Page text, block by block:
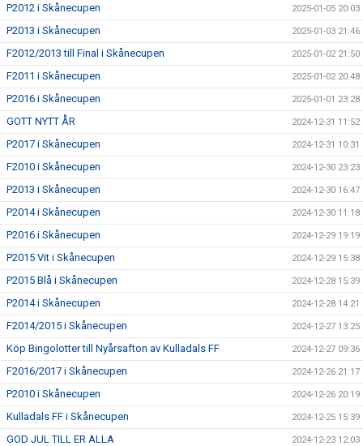
P2012 i Skånecupen 2025-01-05 20:03
P2013 i Skånecupen 2025-01-03 21:46
F2012/2013 till Final i Skånecupen 2025-01-02 21:50
F2011 i Skånecupen 2025-01-02 20:48
P2016 i Skånecupen 2025-01-01 23:28
GOTT NYTT ÅR 2024-12-31 11:52
P2017 i Skånecupen 2024-12-31 10:31
F2010 i Skånecupen 2024-12-30 23:23
P2013 i Skånecupen 2024-12-30 16:47
P2014 i Skånecupen 2024-12-30 11:18
P2016 i Skånecupen 2024-12-29 19:19
P2015 Vit i Skånecupen 2024-12-29 15:38
P2015 Blå i Skånecupen 2024-12-28 15:39
P2014 i Skånecupen 2024-12-28 14:21
F2014/2015 i Skånecupen 2024-12-27 13:25
Köp Bingolotter till Nyårsafton av Kulladals FF 2024-12-27 09:36
F2016/2017 i Skånecupen 2024-12-26 21:17
P2010 i Skånecupen 2024-12-26 20:19
Kulladals FF i Skånecupen 2024-12-25 15:39
GOD JUL TILL ER ALLA 2024-12-23 12:03